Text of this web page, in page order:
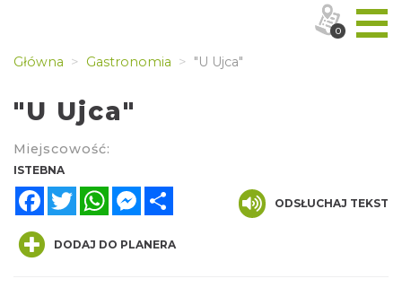
Główna Gastronomia "U Ujca"
"U Ujca"
Miejscowość:
ISTEBNA
FacebookTwitterWhatsAppMessenger
ODSŁUCHAJ TEKST
DODAJ DO PLANERA
0